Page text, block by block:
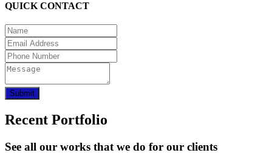
QUICK CONTACT
Submit
Recent Portfolio
See all our works that we do for our clients